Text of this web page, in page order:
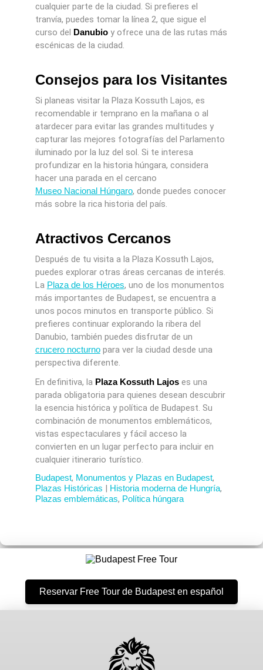
cualquier parte de la ciudad. Si prefieres el
tranvía, puedes tomar la línea 2, que sigue el
curso del Danubioy ofrece una de las rutas más
escénicas de la ciudad.
Consejos para los Visitantes
Si planeas visitar la Plaza Kossuth Lajos, es
recomendable ir temprano en la mañana o al
atardecer para evitar las grandes multitudes y
capturar las mejores fotografías del Parlamento
iluminado por la luz del sol. Si te interesa
profundizar en la historia húngara, considera
hacer una parada en el cercano
Museo Nacional Húngaro, donde puedes conocer
más sobre la rica historia del país.
Atractivos Cercanos
Después de tu visita a la Plaza Kossuth Lajos,
puedes explorar otras áreas cercanas de interés.
La Plaza de los Héroes, uno de los monumentos
más importantes de Budapest, se encuentra a
unos pocos minutos en transporte público. Si
prefieres continuar explorando la ribera del
Danubio, también puedes disfrutar de un
crucero nocturnopara ver la ciudad desde una
perspectiva diferente.
En definitiva, la Plaza Kossuth Lajoses una
parada obligatoria para quienes desean descubrir
la esencia histórica y política de Budapest. Su
combinación de monumentos emblemáticos,
vistas espectaculares y fácil acceso la
convierten en un lugar perfecto para incluir en
cualquier itinerario turístico.
Budapest, Monumentos y Plazas en Budapest,
Plazas Históricas | Historia moderna de Hungría,
Plazas emblemáticas, Política húngara
Reservar Free Tour de Budapest en español